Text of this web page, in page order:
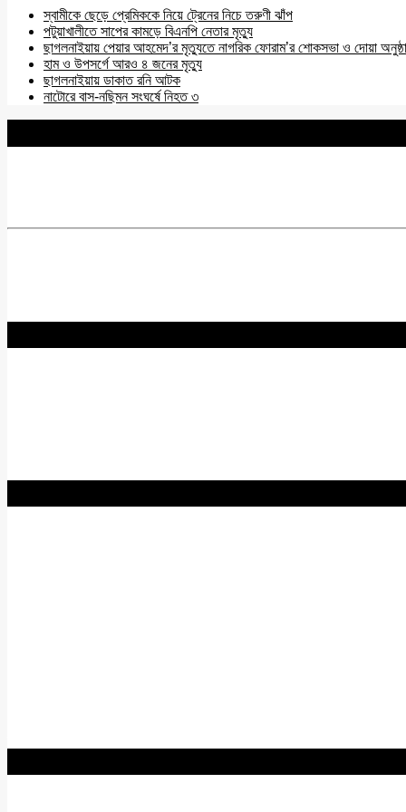
স্বামীকে ছেড়ে প্রেমিককে নিয়ে ট্রেনের নিচে তরুণী ঝাঁপ
পটুয়াখালীতে সাপের কামড়ে বিএনপি নেতার মৃত্যু
ছাগলনাইয়ায় পেয়ার আহমেদ’র মৃত্যুতে নাগরিক ফোরাম’র শোকসভা ও দোয়া
হাম ও উপসর্গে আরও ৪ জনের মৃত্যু
ছাগলনাইয়ায় ডাকাত রনি আটক
নাটোরে বাস-নছিমন সংঘর্ষে নিহত ৩